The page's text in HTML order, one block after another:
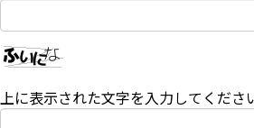
上に表示された文字を入力してくださ